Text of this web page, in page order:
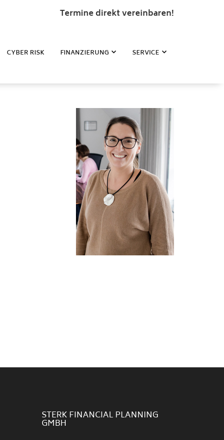
Termine direkt vereinbaren!
CYBER RISK FINANZIERUNG SERVICE
STERK FINANCIAL PLANNING
GMBH